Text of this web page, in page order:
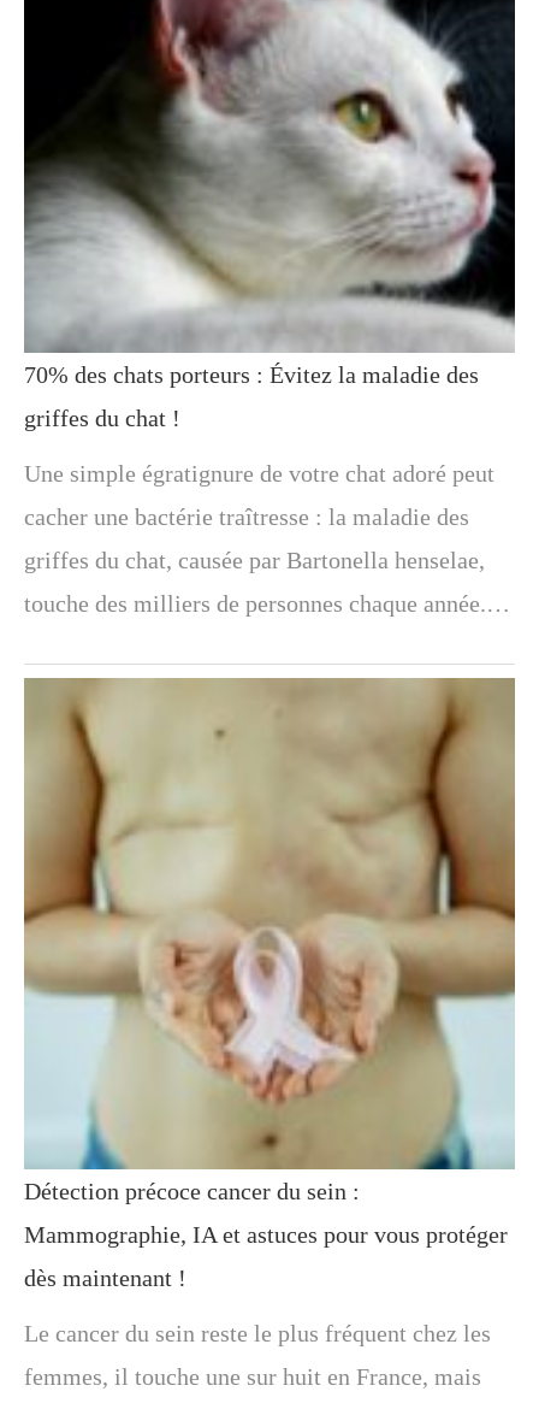
70% des chats porteurs : Évitez la maladie des
griffes du chat !
Une simple égratignure de votre chat adoré peut
cacher une bactérie traîtresse : la maladie des
griffes du chat, causée par Bartonella henselae,
touche des milliers de personnes chaque année.…
Détection précoce cancer du sein :
Mammographie, IA et astuces pour vous protéger
dès maintenant !
Le cancer du sein reste le plus fréquent chez les
femmes, il touche une sur huit en France, mais